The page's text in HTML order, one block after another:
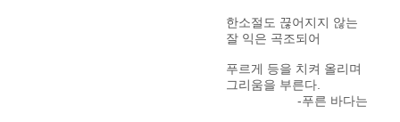
한소절도 끊어지지 않는
잘 익은 곡조되어
푸르게 등을 치켜 올리며
그리움을 부른다.
-푸른 바다는